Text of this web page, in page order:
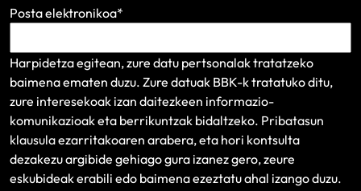
Posta elektronikoa*
Harpidetza egitean, zure datu pertsonalak tratatzeko
baimena ematen duzu. Zure datuak BBK-k tratatuko ditu,
zure interesekoak izan daitezkeen informazio-
komunikazioak eta berrikuntzak bidaltzeko. Pribatasun
klausulaezarritakoaren arabera, eta hori kontsulta
dezakezu argibide gehiago gura izanez gero, zeure
eskubideak erabili edo baimena ezeztatu ahal izango duzu.